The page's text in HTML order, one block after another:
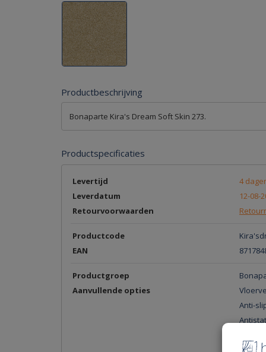
Productbeschrijving
Bonaparte Kira's Dream Soft Skin 273.
Productspecificaties
Levertijd
4
Leverdatum
12-08-
Retourvoorwaarden
Productcode
EAN
Productgroep
Aanvullende opties
Anti-